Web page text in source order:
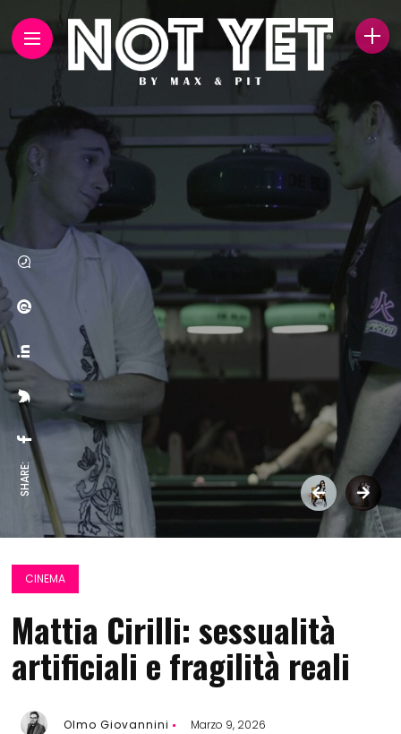
SHARE:
CINEMA
Mattia Cirilli: sessualità
artificiali e fragilità reali
Olmo Giovannini Marzo 9, 2026